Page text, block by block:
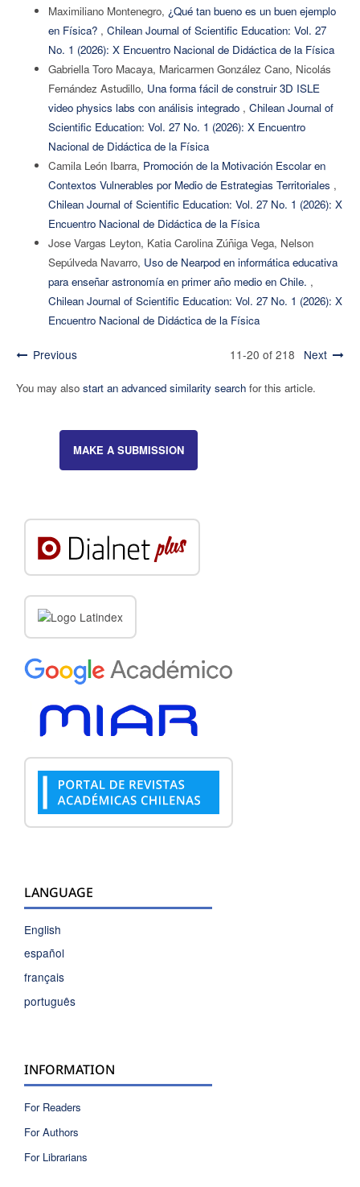
Maximiliano Montenegro, ¿Qué tan bueno es un buen ejemplo
en Física? , Chilean Journal of Scientific Education: Vol. 27
No. 1 (2026): X Encuentro Nacional de Didáctica de la Física
Gabriella Toro Macaya, Maricarmen González Cano, Nicolás
Fernández Astudillo, Una forma fácil de construir 3D ISLE
video physics labs con análisis integrado , Chilean Journal of
Scientific Education: Vol. 27 No. 1 (2026): X Encuentro
Nacional de Didáctica de la Física
Camila León Ibarra, Promoción de la Motivación Escolar en
Contextos Vulnerables por Medio de Estrategias Territoriales ,
Chilean Journal of Scientific Education: Vol. 27 No. 1 (2026): X
Encuentro Nacional de Didáctica de la Física
Jose Vargas Leyton, Katia Carolina Zúñiga Vega, Nelson
Sepúlveda Navarro, Uso de Nearpod en informática educativa
para enseñar astronomía en primer año medio en Chile. ,
Chilean Journal of Scientific Education: Vol. 27 No. 1 (2026): X
Encuentro Nacional de Didáctica de la Física
Previous 11-20 of 218 Next
You may also start an advanced similarity searchfor this article.
MAKE A SUBMISSION
LANGUAGE
English
español
français
português
INFORMATION
For Readers
For Authors
For Librarians